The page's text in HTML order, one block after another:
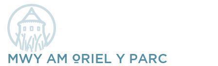
MWY AM ORIEL Y PARC